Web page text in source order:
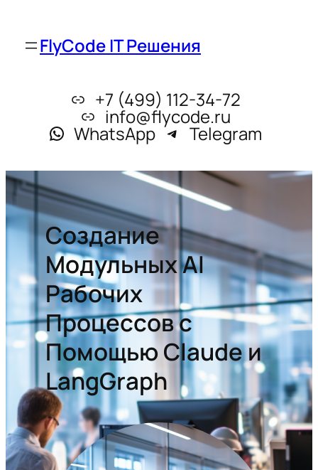
FlyCode IT Решения
+7 (499) 112-34-72
info@flycode.ru
WhatsApp Telegram
Создание
Модульных AI
Рабочих
Процессов с
Помощью Claude и
LangGraph